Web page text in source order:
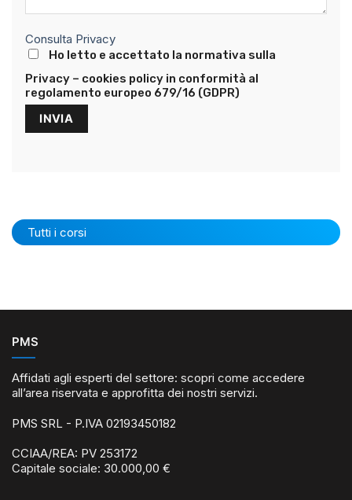
Tutti i corsi
Consulta Privacy
Ho letto e accettato la normativa sulla
Privacy – cookies policy in conformità al
regolamento europeo 679/16 (GDPR)
PMS
Affidati agli esperti del settore: scopri come accedere
all’area riservata e approfitta dei nostri servizi.
PMS SRL - P.IVA 02193450182
CCIAA/REA: PV 253172
Capitale sociale: 30.000,00 €